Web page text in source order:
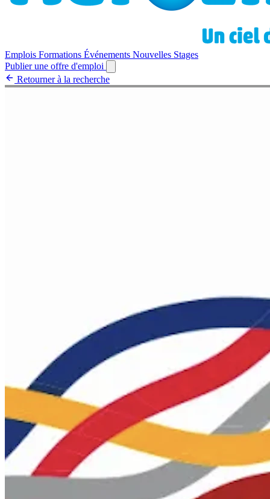
Emplois Formations Événements Nouvelles Stages
Publier une offre d'emploi
Retourner à la recherche